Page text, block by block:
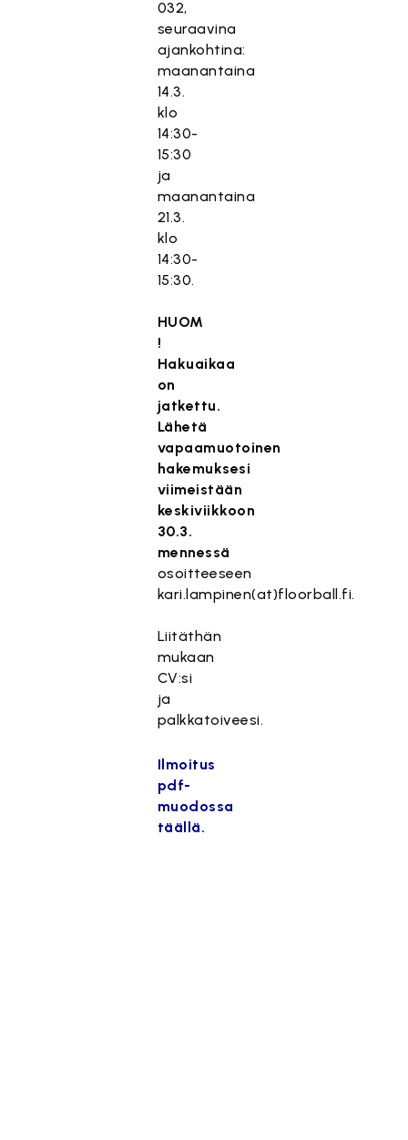
032,
seuraavina
ajankohtina:
maanantaina
14.3.
klo
14:30-
15:30
ja
maanantaina
21.3.
klo
14:30-
15:30.
HUOM
!
Hakuaikaa
on
jatkettu.
Lähetä
vapaamuotoinen
hakemuksesi
viimeistään
keskiviikkoon
30.3.
mennessä
osoitteeseen
kari.lampinen(at)floorball.fi.
Liitäthän
mukaan
CV:si
ja
palkkatoiveesi.
Ilmoitus
pdf-
muodossa
täällä.